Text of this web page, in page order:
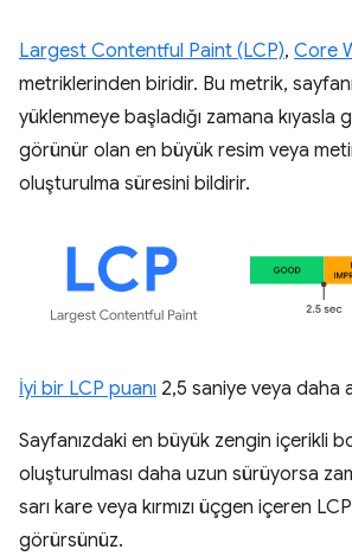
Largest Contentful Paint (LCP), Core
metriklerinden biridir. Bu metrik,
yüklenmeye başladığı zamana kıyasla
görünür olan en büyük resim veya
oluşturulma süresini bildirir.
İyi bir LCP puanı 2,5 saniye veya daha
Sayfanızdaki en büyük zengin içerikli
oluşturulması daha uzun sürüyorsa
sarı kare veya kırmızı üçgen içeren
görürsünüz.